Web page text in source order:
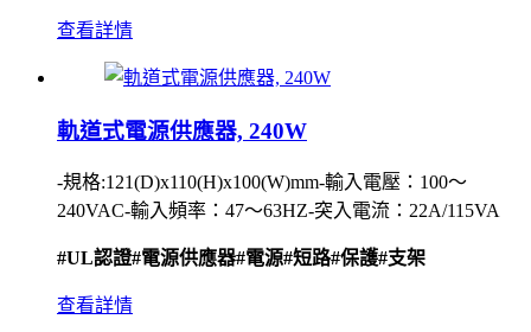
查看詳情
軌道式電源供應器, 240W
-規格:121(D)x110(H)x100(W)mm-輸入電壓：100〜
240VAC-輸入頻率：47〜63HZ-突入電流：22A/115VA
#UL認證#電源供應器#電源#短路#保護#支架
查看詳情